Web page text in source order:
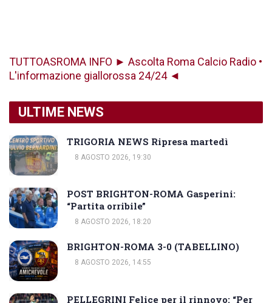
TUTTOASROMA INFO ► Ascolta Roma Calcio Radio •
L'informazione giallorossa 24/24 ◄
ULTIME NEWS
TRIGORIA NEWS Ripresa martedì
8 AGOSTO 2026, 19:30
POST BRIGHTON-ROMA Gasperini:
“Partita orribile”
8 AGOSTO 2026, 18:20
BRIGHTON-ROMA 3-0 (TABELLINO)
8 AGOSTO 2026, 14:55
PELLEGRINI Felice per il rinnovo: “Per